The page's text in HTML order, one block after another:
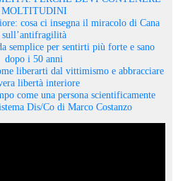
MOLTITUDINI
cosa ci insegna il miracolo di Cana
sull’antifragilità
semplice per sentirti più forte e sano
dopo i 50 anni
liberarti dal vittimismo e abbracciare
libertà interiore
come una persona scientificamente
Dis/Co di Marco Costanzo